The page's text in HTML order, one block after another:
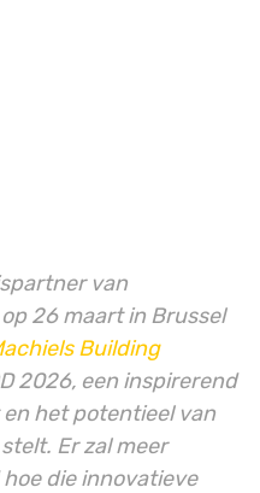
van
26 maart in Brussel
Building
2026, een inspirerend
het potentieel van
Er zal meer
die innovatieve